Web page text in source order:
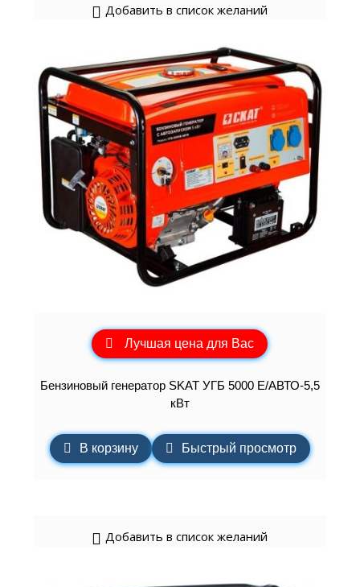
Добавить в список желаний
Лучшая цена для Вас
Бензиновый генератор SKAT УГБ 5000 Е/АВТО-5,5
кВт
В корзину Быстрый просмотр
Добавить в список желаний